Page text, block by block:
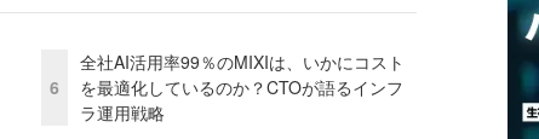
6
全社AI活用率99％のMIXIは、いかにコスト
を最適化しているのか？CTOが語るインフ
ラ運用戦略